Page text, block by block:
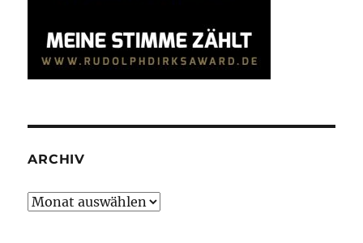
ARCHIV
Archiv